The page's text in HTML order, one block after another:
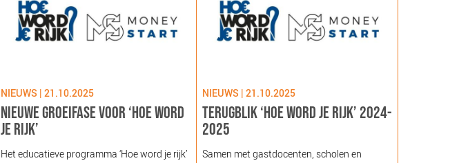
NIEUWS | 21.10.2025
NIEUWE GROEIFASE VOOR ‘HOE WORD
JE RIJK’
Het educatieve programma ‘Hoe word je rijk’
NIEUWS | 21.10.2025
TERUGBLIK ‘HOE WORD JE RIJK’ 2024-
2025
Samen met gastdocenten, scholen en